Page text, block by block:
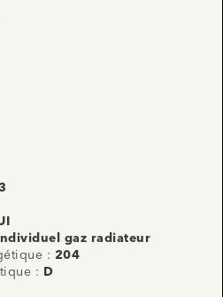
gaz radiateur
: 204
:
D